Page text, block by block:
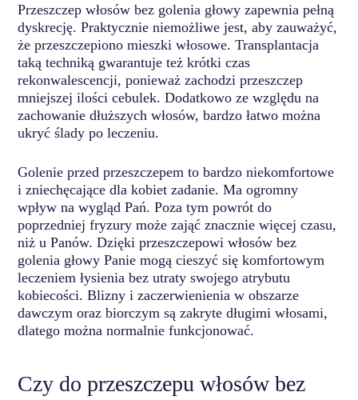
Przeszczep włosów bez golenia głowy zapewnia pełną
dyskrecję. Praktycznie niemożliwe jest, aby zauważyć,
że przeszczepiono mieszki włosowe. Transplantacja
taką techniką gwarantuje też krótki czas
rekonwalescencji, ponieważ zachodzi przeszczep
mniejszej ilości cebulek. Dodatkowo ze względu na
zachowanie dłuższych włosów, bardzo łatwo można
ukryć ślady po leczeniu.
Golenie przed przeszczepem to bardzo niekomfortowe
i zniechęcające dla kobiet zadanie. Ma ogromny
wpływ na wygląd Pań. Poza tym powrót do
poprzedniej fryzury może zająć znacznie więcej czasu,
niż u Panów. Dzięki przeszczepowi włosów bez
golenia głowy Panie mogą cieszyć się komfortowym
leczeniem łysienia bez utraty swojego atrybutu
kobiecości. Blizny i zaczerwienienia w obszarze
dawczym oraz biorczym są zakryte długimi włosami,
dlatego można normalnie funkcjonować.
Czy do przeszczepu włosów bez